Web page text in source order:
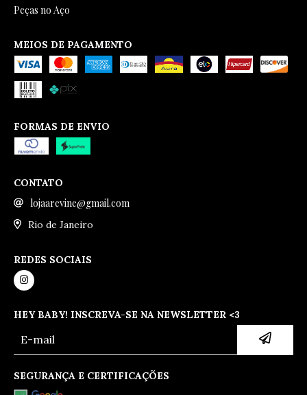
Peças no Aço
MEIOS DE PAGAMENTO
FORMAS DE ENVIO
CONTATO
lojaarevine@gmail.com
Rio de Janeiro
REDES SOCIAIS
HEY BABY! INSCREVA-SE NA NEWSLETTER <3
SEGURANÇA E CERTIFICAÇÕES